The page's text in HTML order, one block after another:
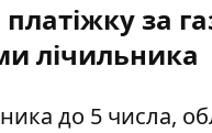
за
лічильника
до 5 числа,